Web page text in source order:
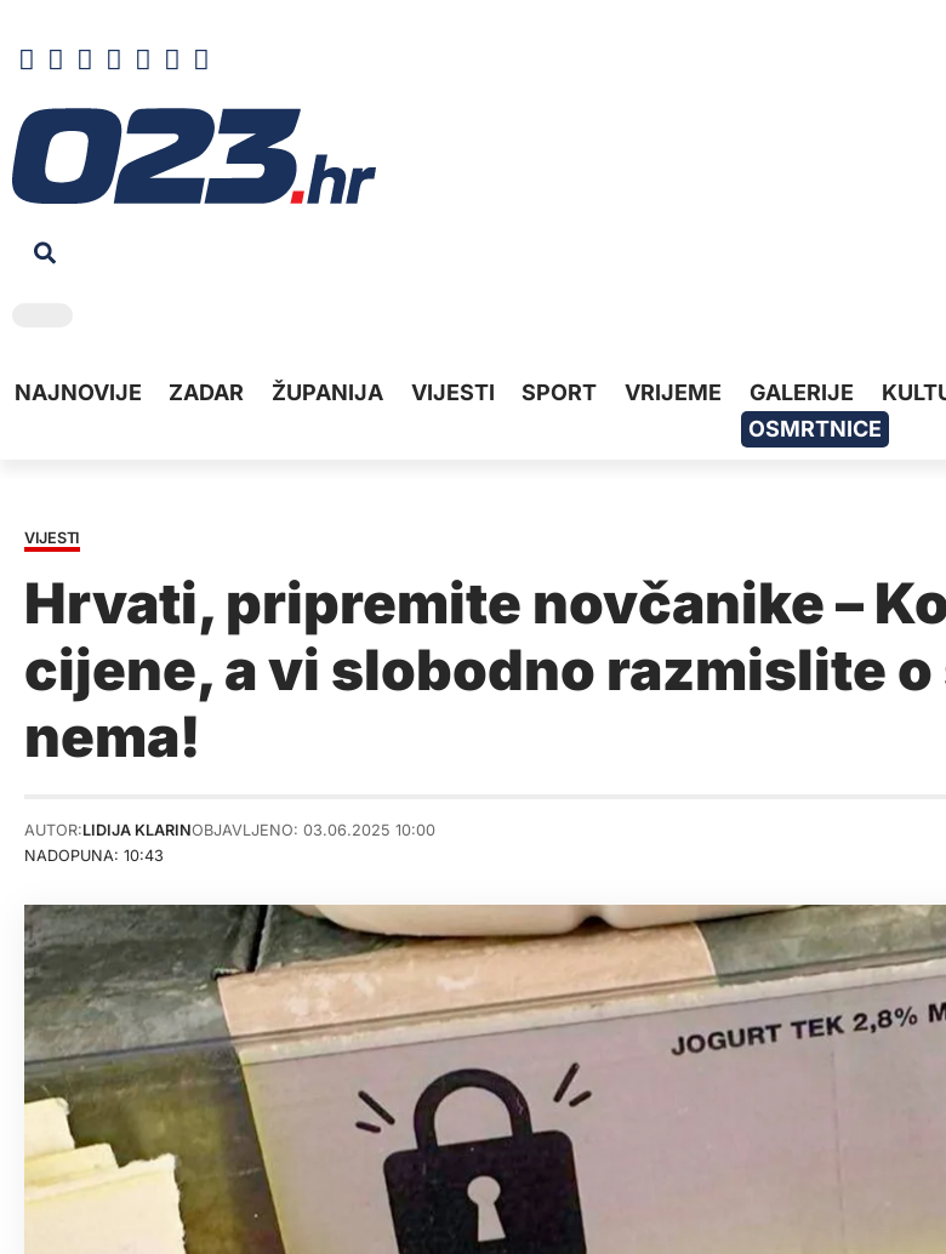
NAJNOVIJE ZADAR ŽUPANIJA VIJESTI SPORT VRIJEME GALERIJE
OSMRTNICE
VIJESTI
Hrvati, pripremite novčanike –
cijene, a vi slobodno razmislite
nema!
NADOPUNA: 10:43
AUTOR:LIDIJA KLARINOBJAVLJENO: 03.06.2025 10:00